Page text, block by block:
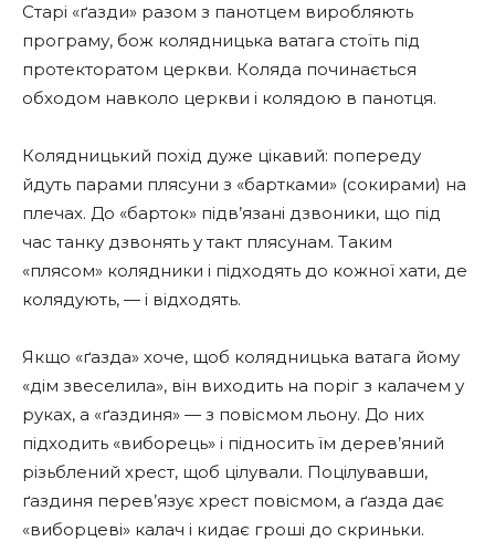
Старі «ґазди» разом з панотцем виробляють
програму, бож колядницька ватага стоїть під
протекторатом церкви. Коляда починається
обходом навколо церкви і колядою в панотця.
Колядницький похід дуже цікавий: попереду
йдуть парами плясуни з «бартками» (сокирами) на
плечах. До «барток» підв’язані дзвоники, що під
час танку дзвонять у такт плясунам. Таким
«плясом» колядники і підходять до кожної хати, де
колядують, — і відходять.
Якщо «ґазда» хоче, щоб колядницька ватага йому
«дім звеселила», він виходить на поріг з калачем у
руках, а «ґаздиня» — з повісмом льону. До них
підходить «виборець» і підносить їм дерев’яний
різьблений хрест, щоб цілували. Поцілувавши,
ґаздиня перев’язує хрест повісмом, а ґазда дає
«виборцеві» калач і кидає гроші до скриньки.